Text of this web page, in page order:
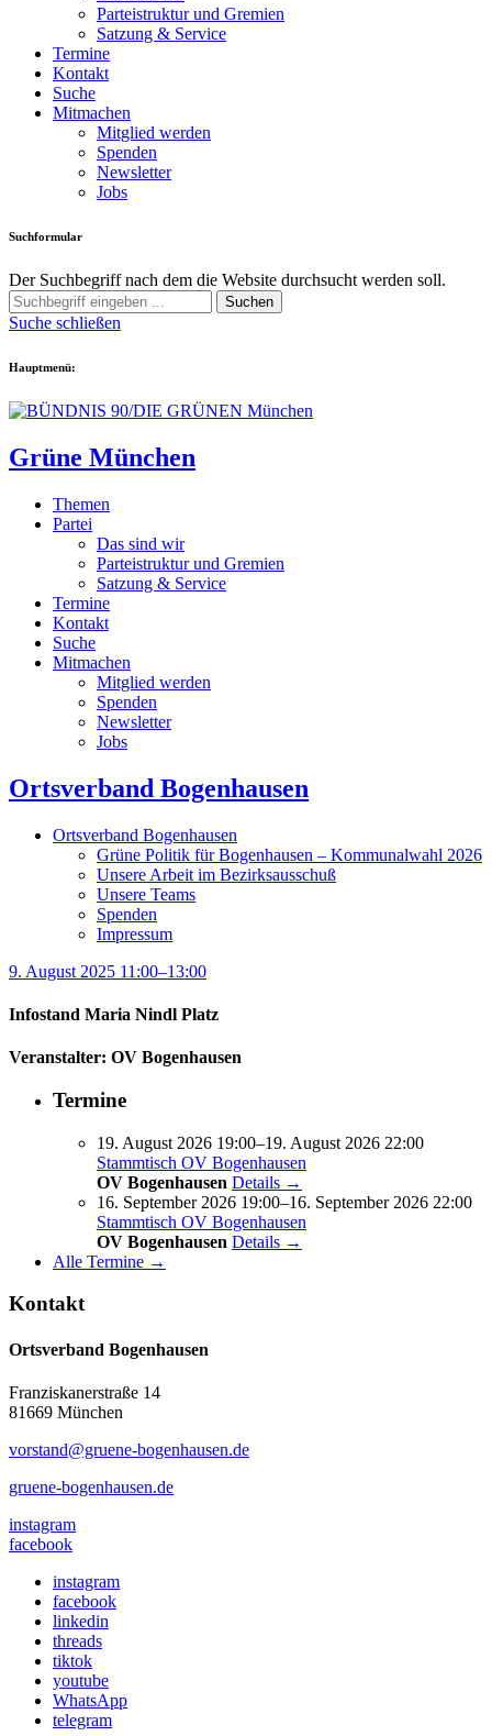
Parteistruktur und Gremien
Satzung & Service
Termine
Kontakt
Suche
Mitmachen
Mitglied werden
Spenden
Newsletter
Jobs
Suchformular
Der Suchbegriff nach dem die Website durchsucht werden soll.
Suchen
Suche schließen
Hauptmenü:
Grüne München
Themen
Partei
Das sind wir
Parteistruktur und Gremien
Satzung & Service
Termine
Kontakt
Suche
Mitmachen
Mitglied werden
Spenden
Newsletter
Jobs
Ortsverband Bogenhausen
Ortsverband Bogenhausen
Grüne Politik für Bogenhausen – Kommunalwahl 2026
Unsere Arbeit im Bezirksausschuß
Unsere Teams
Spenden
Impressum
9. August 2025 11:00–13:00
Infostand Maria Nindl Platz
Veranstalter: OV Bogenhausen
Termine
19. August 2026 19:00–19. August 2026 22:00
Stammtisch OV Bogenhausen
OV Bogenhausen Details →
16. September 2026 19:00–16. September 2026 22:00
Stammtisch OV Bogenhausen
OV Bogenhausen Details →
Alle Termine →
Kontakt
Ortsverband Bogenhausen
Franziskanerstraße 14
81669 München
vorstand@gruene-bogenhausen.de
gruene-bogenhausen.de
instagram
facebook
instagram
facebook
linkedin
threads
tiktok
youtube
WhatsApp
telegram